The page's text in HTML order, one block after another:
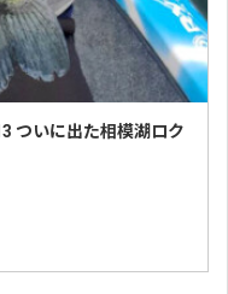
ついに出た相模湖ロク